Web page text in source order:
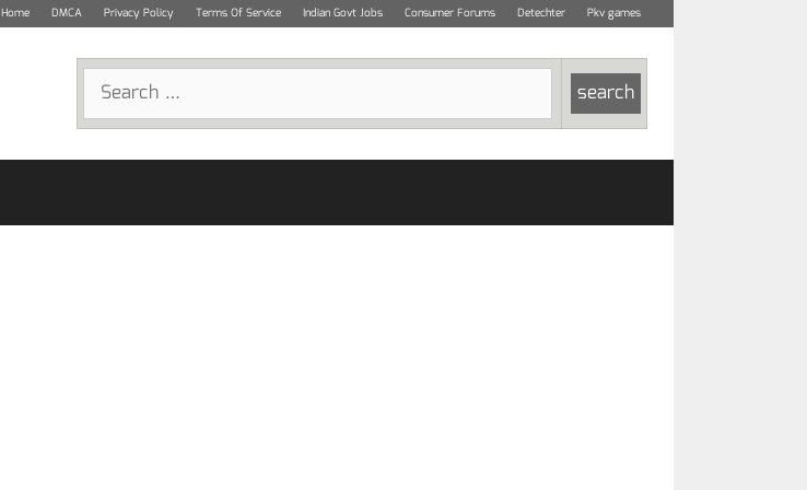
Home DMCA Privacy Policy Terms Of Service Indian Govt Jobs Consumer Forums Detechter Pkv games
Search
for: